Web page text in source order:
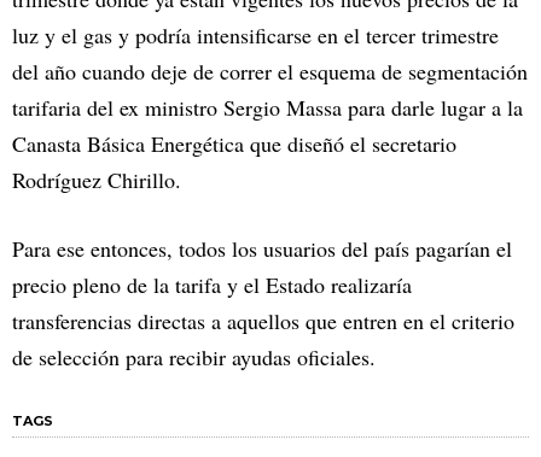
luz y el gas y podría intensificarse en el tercer trimestre
del año cuando deje de correr el esquema de segmentación
tarifaria del ex ministro Sergio Massa para darle lugar a la
Canasta Básica Energética que diseñó el secretario
Rodríguez Chirillo.
Para ese entonces, todos los usuarios del país pagarían el
precio pleno de la tarifa y el Estado realizaría
transferencias directas a aquellos que entren en el criterio
de selección para recibir ayudas oficiales.
TAGS